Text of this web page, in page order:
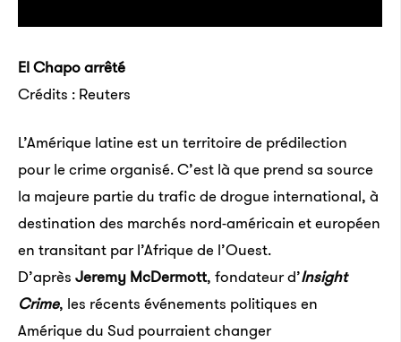
El Chapo arrêté
Crédits : Reuters
L’Amérique latine est un territoire de prédilection
pour le crime organisé. C’est là que prend sa source
la majeure partie du trafic de drogue international, à
destination des marchés nord-américain et européen
en transitant par l’Afrique de l’Ouest.
D’après Jeremy McDermott, fondateur d’Insight
Crime, les récents événements politiques en
Amérique du Sud pourraient changer